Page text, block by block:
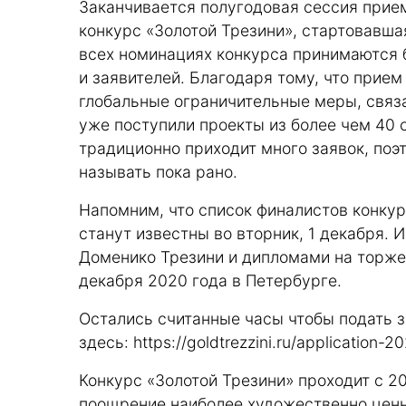
Заканчивается полугодовая сессия
конкурс «Золотой Трезини»,
всех номинациях конкурса
и заявителей. Благодаря тому, что
глобальные ограничительные меры,
уже поступили проекты из более чем
традиционно приходит много заявок,
называть пока рано.
Напомним, что список финалистов
станут известны во вторник, 1 декабря.
Доменико Трезини и дипломами на
декабря 2020 года в Петербурге.
Остались считанные часы чтобы подать
здесь: https://goldtrezzini.ru/application-
Конкурс «Золотой Трезини» проходит с